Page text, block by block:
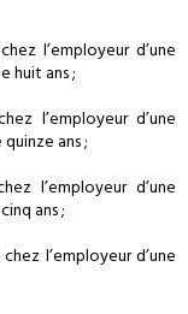
l’employeur d’une
huit ans ;
l’employeur d’une
ans ;
l’employeur d’une
ans ;
l’employeur d’une